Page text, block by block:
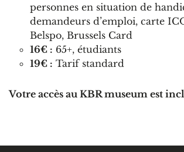
personnes en situation de
demandeurs d’emploi, carte
Belspo, Brussels Card
16€ : 65+, étudiants
19€ : Tarif standard
Votre accès au KBR museum est